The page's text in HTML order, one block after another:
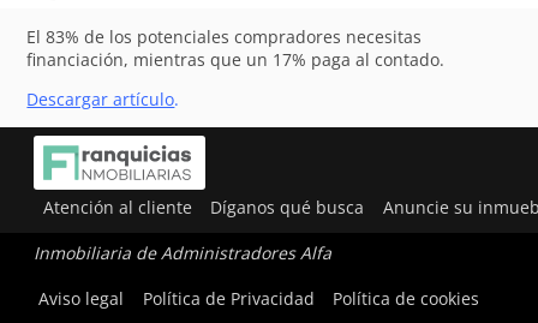
El 83% de los potenciales compradores necesitas
financiación, mientras que un 17% paga al contado.
Descargar artículo.
Atención al cliente Díganos qué busca Anuncie su
Inmobiliaria de Administradores Alfa
Aviso legal
Política de Privacidad Política de cookies